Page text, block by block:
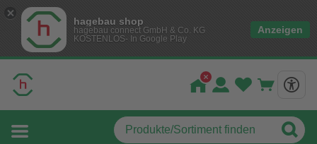
hagebau shop
hagebau connect GmbH & Co. KG
KOSTENLOS- In Google Play
Anzeigen